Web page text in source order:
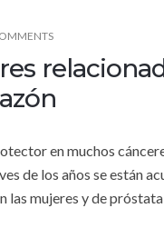
en muchos
de los años se están
las mujeres y de